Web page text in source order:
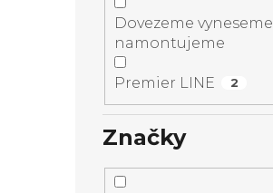
Dovezeme vyneseme
namontujeme
Premier LINE 2
Značky